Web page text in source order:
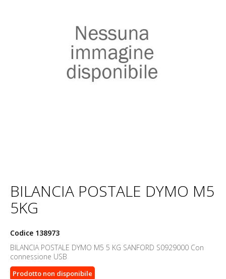
BILANCIA POSTALE DYMO M5
5KG
Codice 138973
BILANCIA POSTALE DYMO M5 5 KG SANFORD S0929000 Con
connessione USB
Prodotto non disponibile